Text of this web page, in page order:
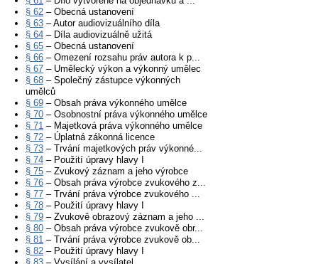
§ 62 – Obecná ustanovení
§ 63 – Autor audiovizuálního díla
§ 64 – Díla audiovizuálně užitá
§ 65 – Obecná ustanovení
§ 66 – Omezení rozsahu práv autora k p...
§ 67 – Umělecký výkon a výkonný umělec
§ 68 – Společný zástupce výkonných
umělců
§ 69 – Obsah práva výkonného umělce
§ 70 – Osobnostní práva výkonného umělce
§ 71 – Majetková práva výkonného umělce
§ 72 – Úplatná zákonná licence
§ 73 – Trvání majetkových práv výkonné...
§ 74 – Použití úpravy hlavy I
§ 75 – Zvukový záznam a jeho výrobce
§ 76 – Obsah práva výrobce zvukového z...
§ 77 – Trvání práva výrobce zvukového ...
§ 78 – Použití úpravy hlavy I
§ 79 – Zvukově obrazový záznam a jeho ...
§ 80 – Obsah práva výrobce zvukově obr...
§ 81 – Trvání práva výrobce zvukově ob...
§ 82 – Použití úpravy hlavy I